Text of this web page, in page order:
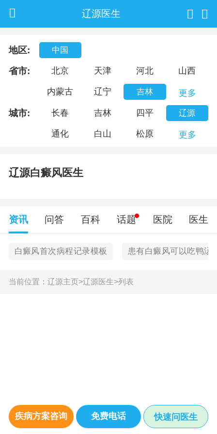
辽源医生
地区: 中国
省市: 北京 天津 河北 山西
内蒙古 辽宁 吉林 更多
城市: 长春 吉林 四平 辽源
通化 白山 松原 更多
辽源白癜风医生
资讯 问答 百科 话题 医院 医生
白癜风首次病程记录模板 患有白癜风可以吃鸭汤
当前位置： 辽源主页>辽源医生>列表
疾病方案咨询 免费电话 快速问医生